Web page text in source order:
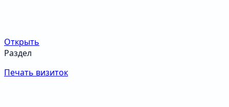
Открыть
Раздел
Печать визиток